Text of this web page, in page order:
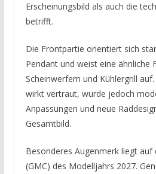
Erscheinungsbild als auch die
betrifft.
Die Frontpartie orientiert sich
Pendant und weist eine ähnliche
Scheinwerfern und Kühlergrill
wirkt vertraut, wurde jedoch
Anpassungen und neue
Gesamtbild.
Besonderes Augenmerk liegt auf
(GMC) des Modelljahrs 2027.